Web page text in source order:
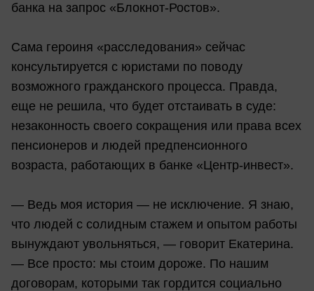
банка на запрос «Блокнот-Ростов».
Сама героиня «расследования» сейчас
консультируется с юристами по поводу
возможного гражданского процесса. Правда,
еще не решила, что будет отстаивать в суде:
незаконность своего сокращения или права всех
пенсионеров и людей предпенсионного
возраста, работающих в банке «Центр-инвест».
— Ведь моя история — не исключение. Я знаю,
что людей с солидным стажем и опытом работы
вынуждают увольняться, — говорит Екатерина.
— Все просто: мы стоим дороже. По нашим
договорам, которыми так гордится социально